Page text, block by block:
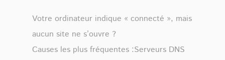
Votre ordinateur indique « connecté », mais
aucun site ne s’ouvre ?
Causes les plus fréquentes :Serveurs DNS